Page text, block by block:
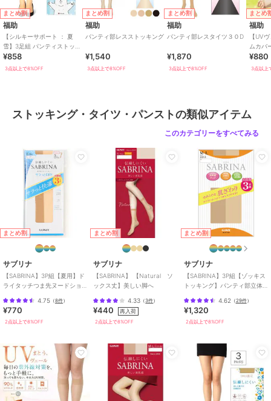
まとめ割
福助
【シルキーサポート ： 夏
雪】3足組 パンティストッキ
ング 無地 パンティ部メッシ
ュ(161-2
¥858
3点以上で8%OFF
まとめ割
福助
パンティ部レスストッキング
¥1,540
3点以上で8%OFF
まとめ割
福助
パンティ部レスタイツ３０D
¥1,870
3点以上で8%OFF
まとめ
福助
【UV
ムカバ
ストッ
しにく
¥880
3点以上
ストッキング・タイツ・パンストの類似アイテム
このカテゴリーをすべてみる
まとめ割
サブリナ
【SABRINA】3P組【夏用】ド
ライタッチつま先ヌードショ
4.75 （8件）
¥770
2点以上で8%OFF
まとめ割
サブリナ
【SABRINA】 【Natural ソ
ックス丈】美しい脚へ
4.33 （3件）
¥440 再入荷
2点以上で8%OFF
まとめ割
サブリナ
【SABRINA】3P組【ゾッキス
トッキング】パンティ部立体
4.62 （29件）
¥1,320
2点以上で8%OFF